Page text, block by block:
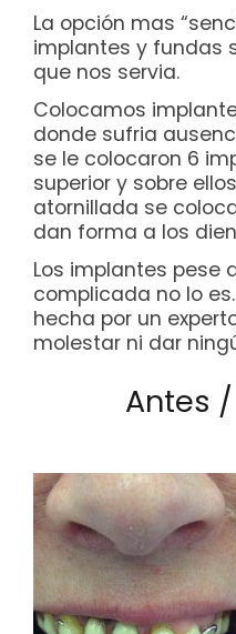
La opción mas
implantes y fundas
que nos servia.
Colocamos
donde sufria
se le colocaron 6
superior y sobre
atornillada se
dan forma a los
Los implantes pese
complicada no lo
hecha por un
molestar ni dar
Antes